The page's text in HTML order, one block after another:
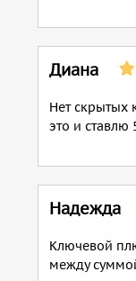
Диана
Нет скрытых
это и ставлю
Надежда
Ключевой
между